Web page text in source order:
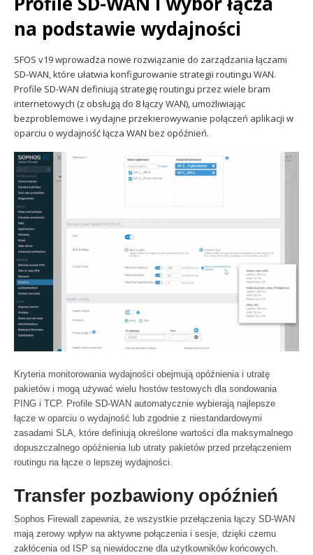
na podstawie wydajności
SFOS v19 wprowadza nowe rozwiązanie do zarządzania łączami
SD-WAN, które ułatwia konfigurowanie strategii routingu WAN.
Profile SD-WAN definiują strategię routingu przez wiele bram
internetowych (z obsługą do 8 łączy WAN), umożliwiając
bezproblemowe i wydajne przekierowywanie połączeń aplikacji w
oparciu o wydajność łącza WAN bez opóźnień.
Kryteria monitorowania wydajności obejmują opóźnienia i utratę
pakietów i mogą używać wielu hostów testowych dla sondowania
PING i TCP. Profile SD-WAN automatycznie wybierają najlepsze
łącze w oparciu o wydajność lub zgodnie z niestandardowymi
zasadami SLA, które definiują określone wartości dla maksymalnego
dopuszczalnego opóźnienia lub utraty pakietów przed przełączeniem
routingu na łącze o lepszej wydajności.
Transfer pozbawiony opóźnień
Sophos Firewall zapewnia, że wszystkie przełączenia łączy SD-WAN
mają zerowy wpływ na aktywne połączenia i sesje, dzięki czemu
zakłócenia od ISP są niewidoczne dla użytkowników końcowych.